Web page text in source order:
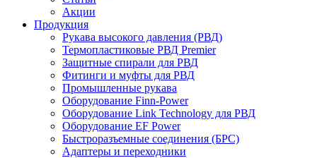
Акции
Продукция
Рукава высокого давления (РВД)
Термопластиковые РВД Premier
Защитные спирали для РВД
Фитинги и муфты для РВД
Промышленные рукава
Оборудование Finn-Power
Оборудование Link Technology для РВД
Оборудование EF Power
Быстроразъемные соединения (БРС)
Адаптеры и переходники